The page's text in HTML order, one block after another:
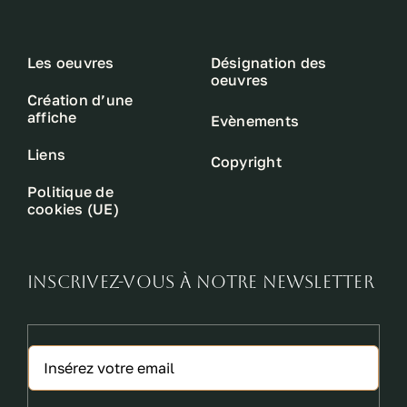
Les oeuvres
Création d’une
affiche
Liens
Politique de
cookies (UE)
Désignation des
oeuvres
Evènements
Copyright
INSCRIVEZ-VOUS À NOTRE NEWSLETTER